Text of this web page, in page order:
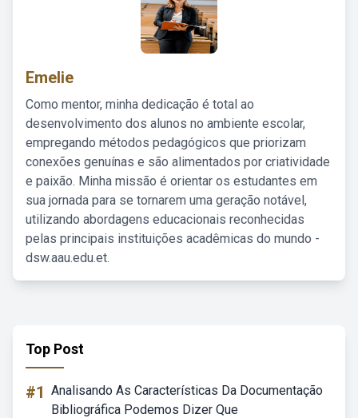
Emelie
Como mentor, minha dedicação é total ao
desenvolvimento dos alunos no ambiente escolar,
empregando métodos pedagógicos que priorizam
conexões genuínas e são alimentados por criatividade
e paixão. Minha missão é orientar os estudantes em
sua jornada para se tornarem uma geração notável,
utilizando abordagens educacionais reconhecidas
pelas principais instituições acadêmicas do mundo -
dsw.aau.edu.et.
Top Post
#1 Analisando As Características Da Documentação
Bibliográfica Podemos Dizer Que